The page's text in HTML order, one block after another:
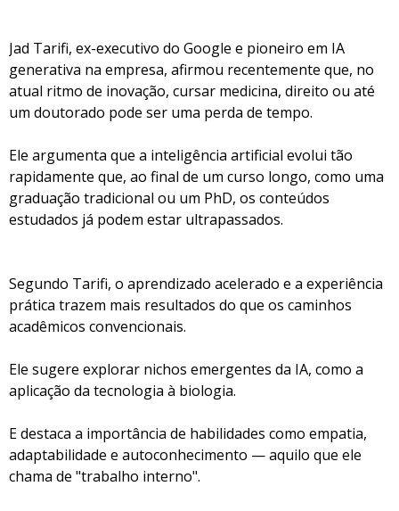
Jad Tarifi, ex-executivo do Google e pioneiro em IA
generativa na empresa, afirmou recentemente que, no
atual ritmo de inovação, cursar medicina, direito ou até
um doutorado pode ser uma perda de tempo.
Ele argumenta que a inteligência artificial evolui tão
rapidamente que, ao final de um curso longo, como uma
graduação tradicional ou um PhD, os conteúdos
estudados já podem estar ultrapassados.
Segundo Tarifi, o aprendizado acelerado e a experiência
prática trazem mais resultados do que os caminhos
acadêmicos convencionais.
Ele sugere explorar nichos emergentes da IA, como a
aplicação da tecnologia à biologia.
E destaca a importância de habilidades como empatia,
adaptabilidade e autoconhecimento — aquilo que ele
chama de "trabalho interno".